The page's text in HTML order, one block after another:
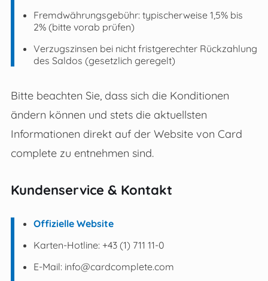
Fremdwährungsgebühr: typischerweise 1,5% bis
2% (bitte vorab prüfen)
Verzugszinsen bei nicht fristgerechter Rückzahlung
des Saldos (gesetzlich geregelt)
Bitte beachten Sie, dass sich die Konditionen
ändern können und stets die aktuellsten
Informationen direkt auf der Website von Card
complete zu entnehmen sind.
Kundenservice & Kontakt
Offizielle Website
Karten-Hotline: +43 (1) 711 11-0
E-Mail: info@cardcomplete.com